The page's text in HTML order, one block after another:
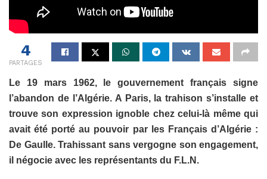
4
PARTAGES
Le 19 mars 1962, le gouvernement français signe
l’abandon de l’Algérie. A Paris, la trahison s’installe et
trouve son expression ignoble chez celui-là même qui
avait été porté au pouvoir par les Français d’Algérie :
De Gaulle. Trahissant sans vergogne son engagement,
il négocie avec les représentants du F.L.N.